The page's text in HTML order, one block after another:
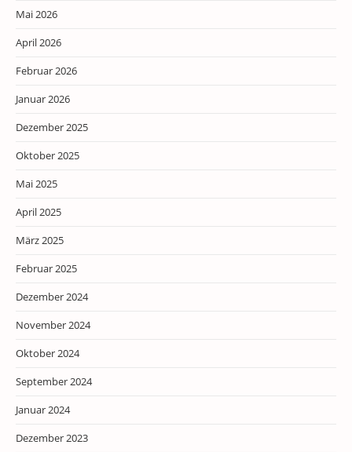
Mai 2026
April 2026
Februar 2026
Januar 2026
Dezember 2025
Oktober 2025
Mai 2025
April 2025
März 2025
Februar 2025
Dezember 2024
November 2024
Oktober 2024
September 2024
Januar 2024
Dezember 2023